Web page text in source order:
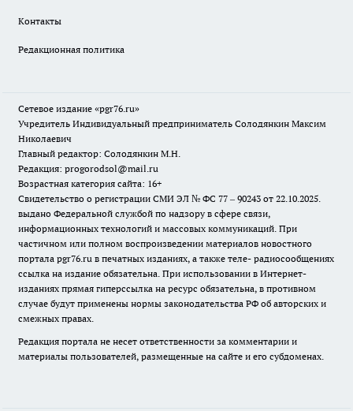
Контакты
Редакционная политика
Сетевое издание «pgr76.ru»
Учредитель Индивидуальный предприниматель Солодянкин Максим
Николаевич
Главный редактор: Солодянкин М.Н.
Редакция: progorodsol@mail.ru
Возрастная категория сайта: 16+
Свидетельство о регистрации СМИ ЭЛ № ФС 77 – 90243 от 22.10.2025.
выдано Федеральной службой по надзору в сфере связи,
информационных технологий и массовых коммуникаций. При
частичном или полном воспроизведении материалов новостного
портала pgr76.ru в печатных изданиях, а также теле- радиосообщениях
ссылка на издание обязательна. При использовании в Интернет-
изданиях прямая гиперссылка на ресурс обязательна, в противном
случае будут применены нормы законодательства РФ об авторских и
смежных правах.
Редакция портала не несет ответственности за комментарии и
материалы пользователей, размещенные на сайте и его субдоменах.